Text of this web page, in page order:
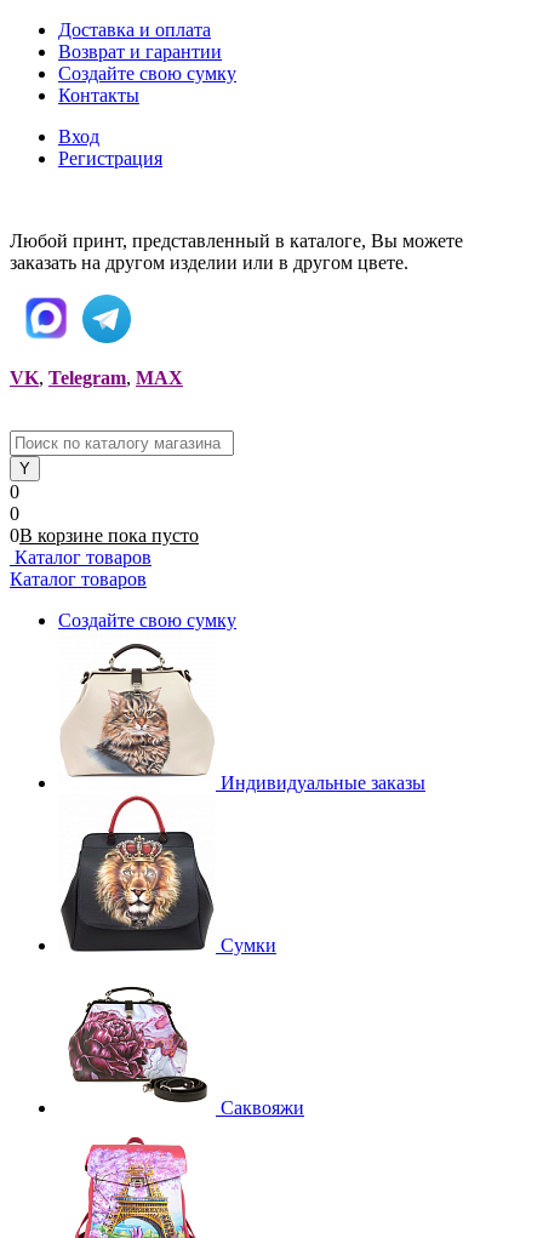
Доставка и оплата
Возврат и гарантии
Создайте свою сумку
Контакты
Вход
Регистрация
Любой принт, представленный в каталоге, Вы можете
заказать на другом изделии или в другом цвете.
VK, Telegram, MAX
0
0
0В корзине пока пусто
Каталог товаров
Каталог товаров
Создайте свою сумку
Индивидуальные заказы
Сумки
Саквояжи